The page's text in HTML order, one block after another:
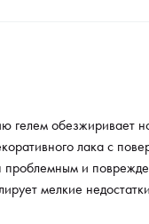
гелем обезжиривает
лака с
проблемным и
мелкие